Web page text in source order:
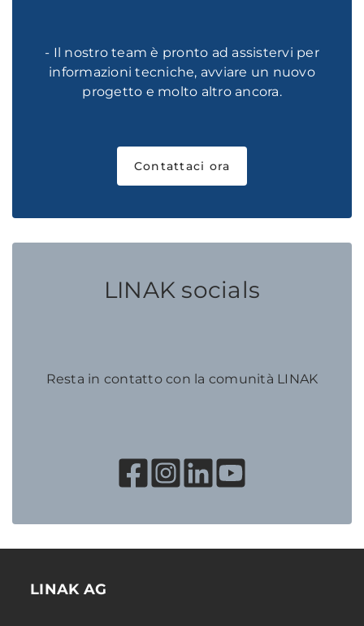
- Il nostro team è pronto ad assistervi per
informazioni tecniche, avviare un nuovo
progetto e molto altro ancora.
Contattaci ora
LINAK socials
Resta in contatto con la comunità LINAK
LINAK AG